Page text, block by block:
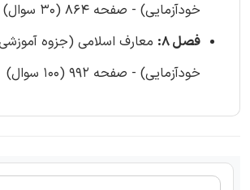
خودآزمایی) - صفحه 864 (30 سوال)
فصل 8:
معارف اسلامی (جزوه
خودآزمایی) - صفحه 992 (100 سوال)